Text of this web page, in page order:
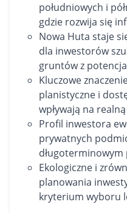
południowych i
gdzie rozwija się
Nowa Huta staje
dla inwestorów
gruntów z
Kluczowe
planistyczne i
wpływają na
Profil inwestora
prywatnych
długoterminowym
Ekologiczne i
planowania
kryterium wyboru